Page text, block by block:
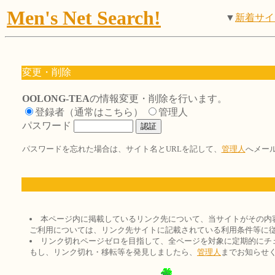
Men's Net Search! ▼ 新着サ
変更・削除
OOLONG-TEAの情報変更・削除を行います。
登録者（通常はこちら）
管理人
パスワード
パスワードを忘れた場合は、サイト名とURLを記して、 管理人へメー
本ページ内に掲載しているリンク先について、当サイトがその
ご利用については、リンク先サイトに記載されている利用条件等に
リンク切れページゼロを目指して、全ページを対象に定期的に
もし、リンク切れ・移転等を発見しましたら、 管理人 までお知らせ